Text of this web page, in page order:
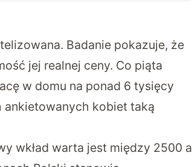
Badanie pokazuje, że
jej realnej ceny. Co piąta
w domu na ponad 6 tysięcy
ankietowanych kobiet taką
wkład warta jest między 2500 a